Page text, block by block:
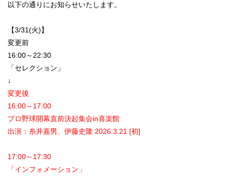
以下の通りにお知らせいたします。
【3/31(火)】
変更前
16:00～22:30
「セレクション」
↓
変更後
16:00～17:00
プロ野球開幕直前決起集会in喜楽館
出演：糸井嘉男、伊藤史隆 2026.3.21 [初]
17:00～17:30
「インフォメーション」